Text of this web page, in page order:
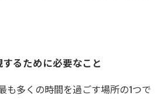
るために必要なこと
も多くの時間を過ごす場所の1つで